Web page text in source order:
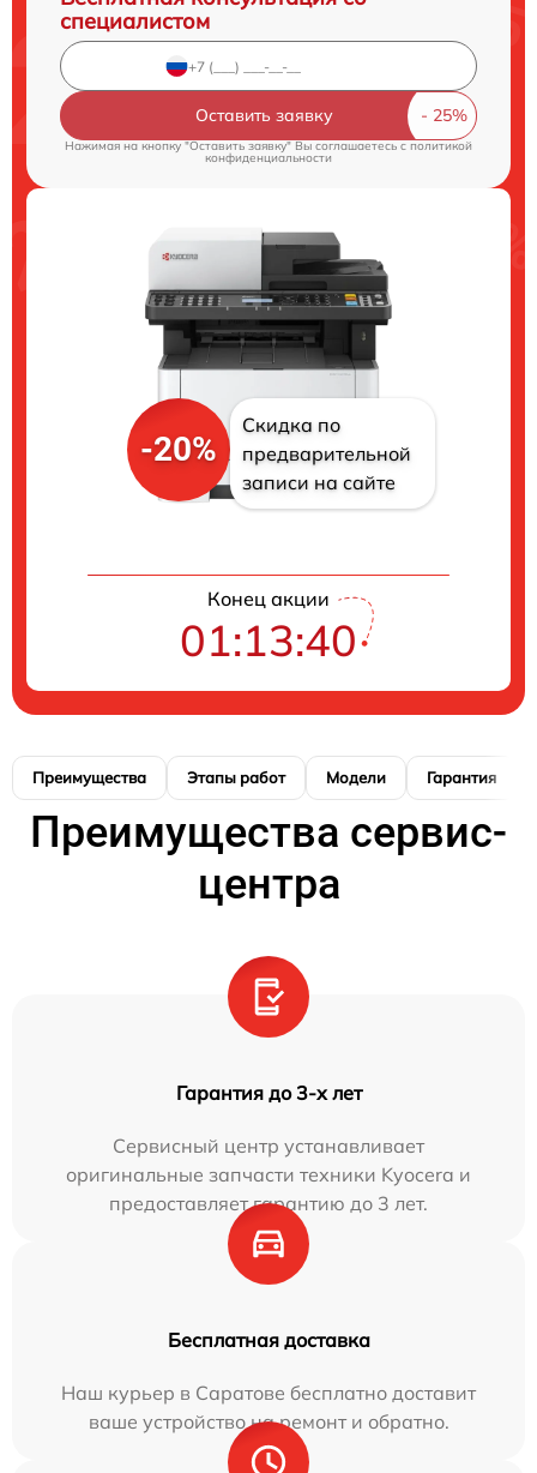
специалистом
Оставить заявку
Нажимая на кнопку "Оставить заявку" Вы соглашаетесь c политикой
конфиденциальности
-20%
Скидка по
предварительной
записи на сайте
Конец акции
01:13:40
Преимущества Этапы работ Модели Гарантия
Преимущества сервис-
центра
Гарантия до 3-х лет
Сервисный центр устанавливает
оригинальные запчасти техники Kyocera и
предоставляет гарантию до 3 лет.
Бесплатная доставка
Наш курьер в Саратове бесплатно доставит
ваше устройство на ремонт и обратно.